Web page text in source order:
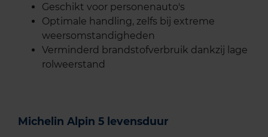
Geschikt voor personenauto's
Optimale handling, zelfs bij extreme
weersomstandigheden
Verminderd brandstofverbruik dankzij lage
rolweerstand
Michelin Alpin 5 levensduur